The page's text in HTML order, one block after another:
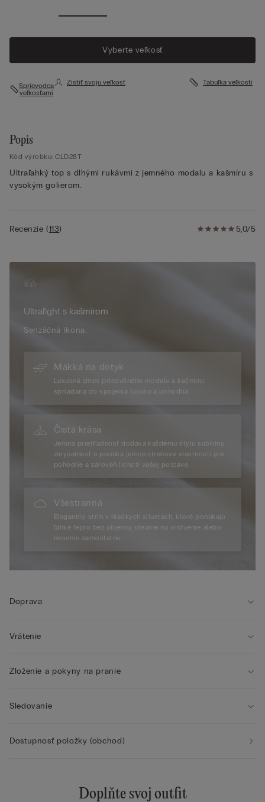
Vyberte veľkosť
Sprievodca
veľkosťami
Zistiť svoju veľkosť Tabuľka veľkostí
Popis
Kód výrobku: CLD28T
Ultraľahký top s dlhými rukávmi z jemného modalu a kašmíru s
vysokým golierom.
5,0/5
Recenzie(113)
Ultraľight s kašmírom
Senzáčná ikona.
Mäkká na dotyk
Luxusná zmes priedušného modalu a kašmíru,
spriadaná do spojenia luxusu a pohodlia.
Čistá krása
Jemná priehľadnosť dodáva každému štýlu subtílnu
zmyselnosť a ponúka jemné strečové vlastnosti pre
pohodlie a zároveň lichotí vašej postave.
Všestranná
Elegantný strih v hladkých siluetách, ktoré ponúkajú
ľahké teplo bez objemu, ideálne na vrstvenie alebo
nosenie samostatne.
Doprava
Vrátenie
Zloženie a pokyny na pranie
Sledovanie
Dostupnosť položky (obchod)
Doplňte svoj outfit